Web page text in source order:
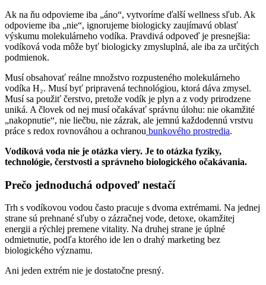
Ak na ňu odpovieme iba „áno“, vytvoríme ďalší wellness sľub. Ak
odpovieme iba „nie“, ignorujeme biologicky zaujímavú oblasť
výskumu molekulárneho vodíka. Pravdivá odpoveď je presnejšia:
vodíková voda môže byť biologicky zmysluplná, ale iba za určitých
podmienok.
Musí obsahovať reálne množstvo rozpusteného molekulárneho
vodíka H₂. Musí byť pripravená technológiou, ktorá dáva zmysel.
Musí sa použiť čerstvo, pretože vodík je plyn a z vody prirodzene
uniká. A človek od nej musí očakávať správnu úlohu: nie okamžité
„nakopnutie“, nie liečbu, nie zázrak, ale jemnú každodennú vrstvu
práce s redox rovnováhou a ochranou bunkového prostredia.
Vodíková voda nie je otázka viery. Je to otázka fyziky,
technológie, čerstvosti a správneho biologického očakávania.
Prečo jednoduchá odpoveď nestačí
Trh s vodíkovou vodou často pracuje s dvoma extrémami. Na jednej
strane sú prehnané sľuby o zázračnej vode, detoxe, okamžitej
energii a rýchlej premene vitality. Na druhej strane je úplné
odmietnutie, podľa ktorého ide len o drahý marketing bez
biologického významu.
Ani jeden extrém nie je dostatočne presný.